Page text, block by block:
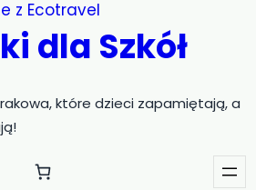
dla Szkół
które dzieci zapamiętają, a